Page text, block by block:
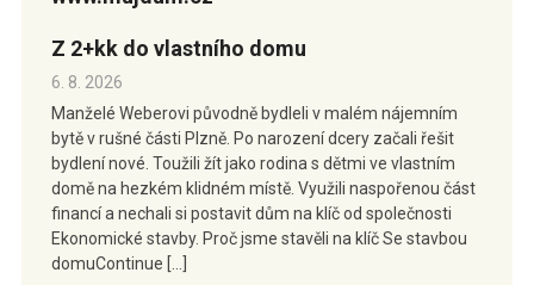
Z 2+kk do vlastního domu
6. 8. 2026
Manželé Weberovi původně bydleli v malém nájemním
bytě v rušné části Plzně. Po narození dcery začali řešit
bydlení nové. Toužili žít jako rodina s dětmi ve vlastním
domě na hezkém klidném místě. Využili naspořenou část
financí a nechali si postavit dům na klíč od společnosti
Ekonomické stavby. Proč jsme stavěli na klíč Se stavbou
domuContinue […]